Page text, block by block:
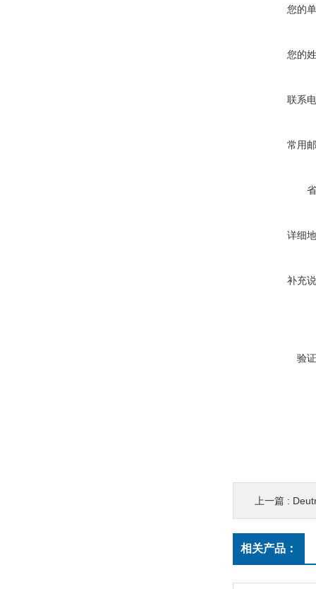
您的
您的
联系
常用
详细
补充
验
上一篇 :
相关产品：